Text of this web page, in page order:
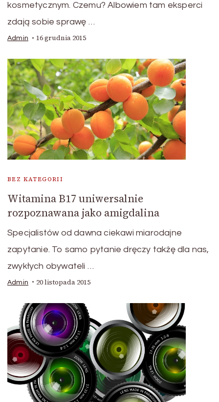
kosmetycznym. Czemu? Albowiem tam eksperci
zdają sobie sprawę …
Admin 16 grudnia 2015
BEZ KATEGORII
Witamina B17 uniwersalnie
rozpoznawana jako amigdalina
Specjalistów od dawna ciekawi miarodajne
zapytanie. To samo pytanie dręczy takżę dla nas,
zwykłych obywateli …
Admin 20 listopada 2015